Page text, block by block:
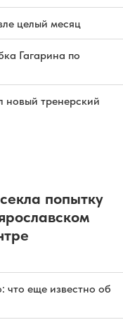
целый месяц
Гагарина по
новый тренерский
попытку
что еще известно об